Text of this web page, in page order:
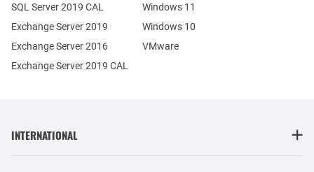
Exchange Server 2019
Exchange Server 2016
SQL Server 2019 CAL
Exchange Server 2019 CAL
Windows 11
Windows 10
VMware
INTERNATIONAL